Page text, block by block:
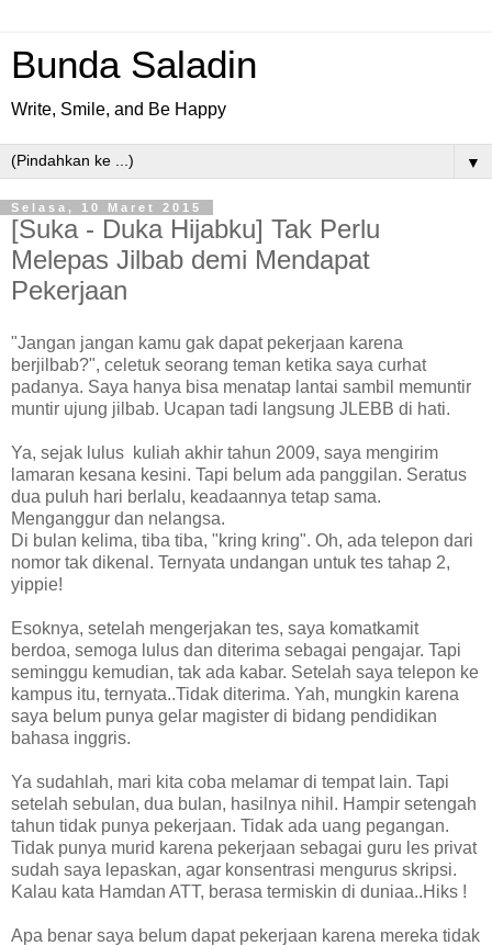
Bunda Saladin
Write, Smile, and Be Happy
▼
Selasa, 10 Maret 2015
[Suka - Duka Hijabku] Tak Perlu
Melepas Jilbab demi Mendapat
Pekerjaan
"Jangan jangan kamu gak dapat pekerjaan karena
berjilbab?", celetuk seorang teman ketika saya curhat
padanya. Saya hanya bisa menatap lantai sambil memuntir
muntir ujung jilbab. Ucapan tadi langsung JLEBB di hati.
Ya, sejak lulus kuliah akhir tahun 2009, saya mengirim
lamaran kesana kesini. Tapi belum ada panggilan. Seratus
dua puluh hari berlalu, keadaannya tetap sama.
Menganggur dan nelangsa.
Di bulan kelima, tiba tiba, "kring kring". Oh, ada telepon dari
nomor tak dikenal. Ternyata undangan untuk tes tahap 2,
yippie!
Esoknya, setelah mengerjakan tes, saya komatkamit
berdoa, semoga lulus dan diterima sebagai pengajar. Tapi
seminggu kemudian, tak ada kabar. Setelah saya telepon ke
kampus itu, ternyata..Tidak diterima. Yah, mungkin karena
saya belum punya gelar magister di bidang pendidikan
bahasa inggris.
Ya sudahlah, mari kita coba melamar di tempat lain. Tapi
setelah sebulan, dua bulan, hasilnya nihil. Hampir setengah
tahun tidak punya pekerjaan. Tidak ada uang pegangan.
Tidak punya murid karena pekerjaan sebagai guru les privat
sudah saya lepaskan, agar konsentrasi mengurus skripsi.
Kalau kata Hamdan ATT, berasa termiskin di duniaa..Hiks !
Apa benar saya belum dapat pekerjaan karena mereka tidak